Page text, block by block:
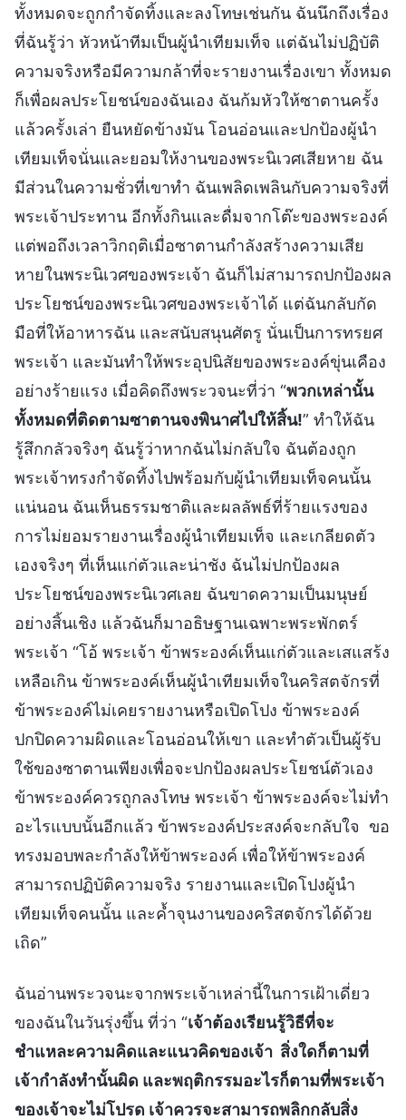
ทั้งหมดจะถูกกำจัดทิ้งและลงโทษเช่นกัน ฉันนึกถึงเรื่อง
ที่ฉันรู้ว่า หัวหน้าทีมเป็นผู้นำเทียมเท็จ แต่ฉันไม่ปฏิบัติ
ความจริงหรือมีความกล้าที่จะรายงานเรื่องเขา ทั้งหมด
ก็เพื่อผลประโยชน์ของฉันเอง ฉันก้มหัวให้ซาตานครั้ง
แล้วครั้งเล่า ยืนหยัดข้างมัน โอนอ่อนและปกป้องผู้นำ
เทียมเท็จนั่นและยอมให้งานของพระนิเวศเสียหาย ฉัน
มีส่วนในความชั่วที่เขาทำ ฉันเพลิดเพลินกับความจริงที่
พระเจ้าประทาน อีกทั้งกินและดื่มจากโต๊ะของพระองค์
แต่พอถึงเวลาวิกฤติเมื่อซาตานกำลังสร้างความเสีย
หายในพระนิเวศของพระเจ้า ฉันก็ไม่สามารถปกป้องผล
ประโยชน์ของพระนิเวศของพระเจ้าได้ แต่ฉันกลับกัด
มือที่ให้อาหารฉัน และสนับสนุนศัตรู นั่นเป็นการทรยศ
พระเจ้า และมันทำให้พระอุปนิสัยของพระองค์ขุ่นเคือง
อย่างร้ายแรง เมื่อคิดถึงพระวจนะที่ว่า “พวกเหล่านั้น
ทั้งหมดที่ติดตามซาตานจงพินาศไปให้สิ้น!” ทำให้ฉัน
รู้สึกกลัวจริงๆ ฉันรู้ว่าหากฉันไม่กลับใจ ฉันต้องถูก
พระเจ้าทรงกำจัดทิ้งไปพร้อมกับผู้นำเทียมเท็จคนนั้น
แน่นอน ฉันเห็นธรรมชาติและผลลัพธ์ที่ร้ายแรงของ
การไม่ยอมรายงานเรื่องผู้นำเทียมเท็จ และเกลียดตัว
เองจริงๆ ที่เห็นแก่ตัวและน่าชัง ฉันไม่ปกป้องผล
ประโยชน์ของพระนิเวศเลย ฉันขาดความเป็นมนุษย์
อย่างสิ้นเชิง แล้วฉันก็มาอธิษฐานเฉพาะพระพักตร์
พระเจ้า “โอ้ พระเจ้า ข้าพระองค์เห็นแก่ตัวและเสแสร้ง
เหลือเกิน ข้าพระองค์เห็นผู้นำเทียมเท็จในคริสตจักรที่
ข้าพระองค์ไม่เคยรายงานหรือเปิดโปง ข้าพระองค์
ปกปิดความผิดและโอนอ่อนให้เขา และทำตัวเป็นผู้รับ
ใช้ของซาตานเพียงเพื่อจะปกป้องผลประโยชน์ตัวเอง
ข้าพระองค์ควรถูกลงโทษ พระเจ้า ข้าพระองค์จะไม่ทำ
อะไรแบบนั้นอีกแล้ว ข้าพระองค์ประสงค์จะกลับใจ ขอ
ทรงมอบพละกำลังให้ข้าพระองค์ เพื่อให้ข้าพระองค์
สามารถปฏิบัติความจริง รายงานและเปิดโปงผู้นำ
เทียมเท็จคนนั้น และค้ำจุนงานของคริสตจักรได้ด้วย
เถิด”
ฉันอ่านพระวจนะจากพระเจ้าเหล่านี้ในการเฝ้าเดี่ยว
ของฉันในวันรุ่งขึ้น ที่ว่า “เจ้าต้องเรียนรู้วิธีที่จะ
ชำแหละความคิดและแนวคิดของเจ้า สิ่งใดก็ตามที่
เจ้ากำลังทำนั้นผิด และพฤติกรรมอะไรก็ตามที่พระเจ้า
ของเจ้าจะไม่โปรด เจ้าควรจะสามารถพลิกกลับสิ่ง